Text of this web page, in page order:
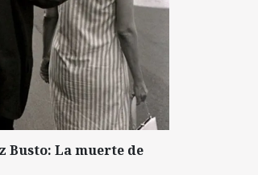
Busto: La muerte de